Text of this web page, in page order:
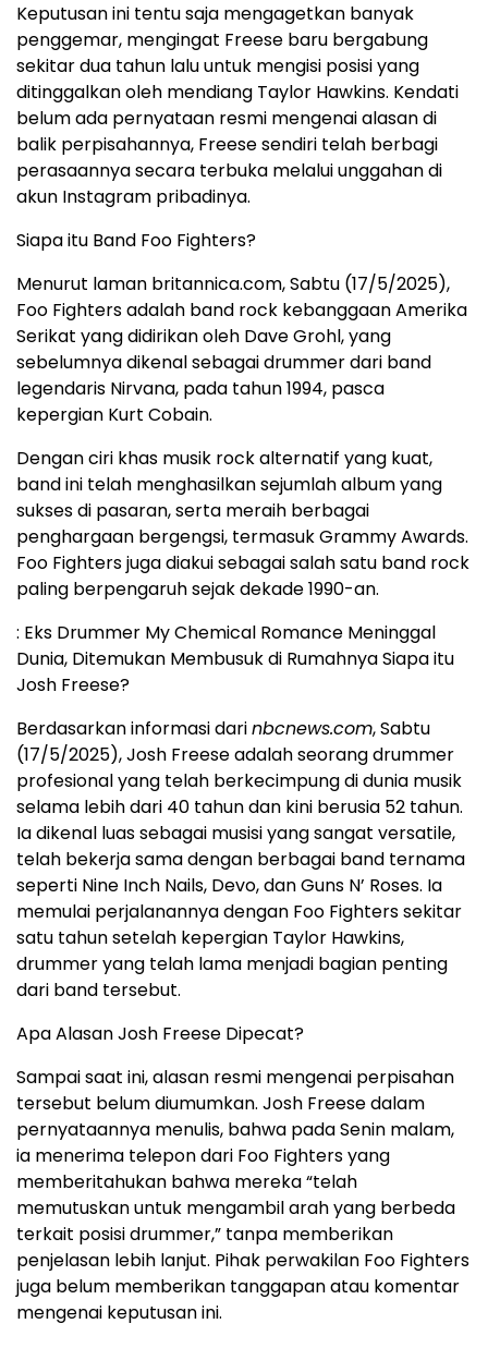
Keputusan ini tentu saja mengagetkan banyak
penggemar, mengingat Freese baru bergabung
sekitar dua tahun lalu untuk mengisi posisi yang
ditinggalkan oleh mendiang Taylor Hawkins. Kendati
belum ada pernyataan resmi mengenai alasan di
balik perpisahannya, Freese sendiri telah berbagi
perasaannya secara terbuka melalui unggahan di
akun Instagram pribadinya.
Siapa itu Band Foo Fighters?
Menurut laman britannica.com, Sabtu (17/5/2025),
Foo Fighters adalah band rock kebanggaan Amerika
Serikat yang didirikan oleh Dave Grohl, yang
sebelumnya dikenal sebagai drummer dari band
legendaris Nirvana, pada tahun 1994, pasca
kepergian Kurt Cobain.
Dengan ciri khas musik rock alternatif yang kuat,
band ini telah menghasilkan sejumlah album yang
sukses di pasaran, serta meraih berbagai
penghargaan bergengsi, termasuk Grammy Awards.
Foo Fighters juga diakui sebagai salah satu band rock
paling berpengaruh sejak dekade 1990-an.
: Eks Drummer My Chemical Romance Meninggal
Dunia, Ditemukan Membusuk di Rumahnya Siapa itu
Josh Freese?
Berdasarkan informasi darinbcnews.com, Sabtu
(17/5/2025), Josh Freese adalah seorang drummer
profesional yang telah berkecimpung di dunia musik
selama lebih dari 40 tahun dan kini berusia 52 tahun.
Ia dikenal luas sebagai musisi yang sangat versatile,
telah bekerja sama dengan berbagai band ternama
seperti Nine Inch Nails, Devo, dan Guns N’ Roses. Ia
memulai perjalanannya dengan Foo Fighters sekitar
satu tahun setelah kepergian Taylor Hawkins,
drummer yang telah lama menjadi bagian penting
dari band tersebut.
Apa Alasan Josh Freese Dipecat?
Sampai saat ini, alasan resmi mengenai perpisahan
tersebut belum diumumkan. Josh Freese dalam
pernyataannya menulis, bahwa pada Senin malam,
ia menerima telepon dari Foo Fighters yang
memberitahukan bahwa mereka “telah
memutuskan untuk mengambil arah yang berbeda
terkait posisi drummer,” tanpa memberikan
penjelasan lebih lanjut. Pihak perwakilan Foo Fighters
juga belum memberikan tanggapan atau komentar
mengenai keputusan ini.